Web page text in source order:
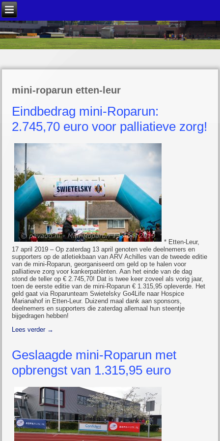
mini-roparun etten-leur
Eindbedrag mini-Roparun:
2.745,70 euro voor palliatieve zorg!
* Etten-Leur,
17 april 2019 – Op zaterdag 13 april genoten vele deelnemers en
supporters op de atletiekbaan van ARV Achilles van de tweede editie
van de mini-Roparun, georganiseerd om geld op te halen voor
palliatieve zorg voor kankerpatiënten. Aan het einde van de dag
stond de teller op € 2.745,70! Dat is twee keer zoveel als vorig jaar,
toen de eerste editie van de mini-Roparun € 1.315,95 opleverde. Het
geld gaat via Roparunteam Swietelsky Go4Life naar Hospice
Marianahof in Etten-Leur. Duizend maal dank aan sponsors,
deelnemers en supporters die zaterdag allemaal hun steentje
bijgedragen hebben!
Lees verder →
Geslaagde mini-Roparun met
opbrengst van 1.315,95 euro